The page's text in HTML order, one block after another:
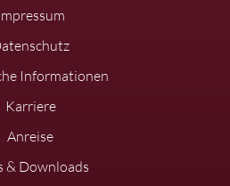
Informationen
Karriere
Anreise
& Downloads